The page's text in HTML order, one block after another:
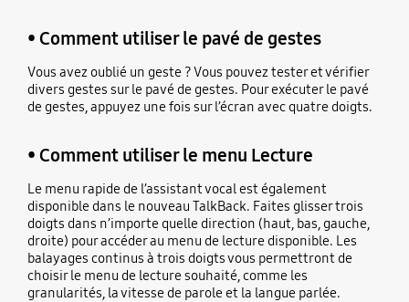
• Comment utiliser le pavé de gestes
Vous avez oublié un geste ? Vous pouvez tester et vérifier
divers gestes sur le pavé de gestes. Pour exécuter le pavé
de gestes, appuyez une fois sur l’écran avec quatre doigts.
• Comment utiliser le menu Lecture
Le menu rapide de l’assistant vocal est également
disponible dans le nouveau TalkBack. Faites glisser trois
doigts dans n’importe quelle direction (haut, bas, gauche,
droite) pour accéder au menu de lecture disponible. Les
balayages continus à trois doigts vous permettront de
choisir le menu de lecture souhaité, comme les
granularités, la vitesse de parole et la langue parlée.